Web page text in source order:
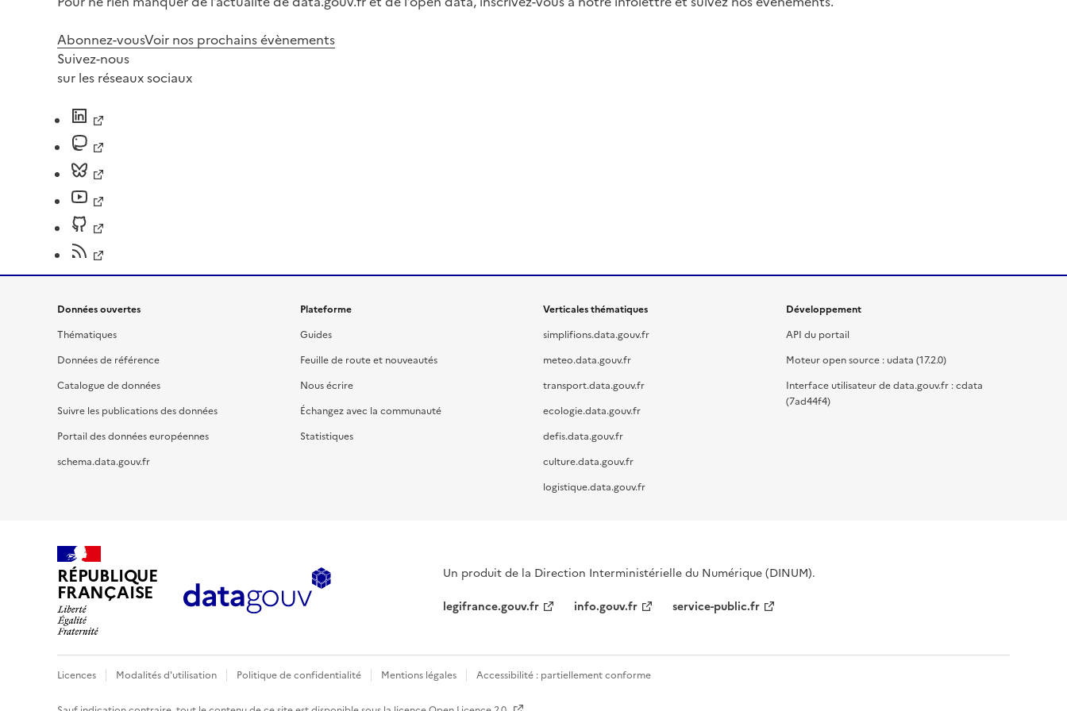
Abonnez-vousVoir nos prochains évènements
Suivez-nous
sur les réseaux sociaux
Données ouvertes
Thématiques
Données de référence
Catalogue de données
Suivre les publications des données
Portail des données européennes
schema.data.gouv.fr
Plateforme
Guides
Feuille de route et nouveautés
Nous écrire
Échangez avec la communauté
Statistiques
Verticales thématiques
simplifions.data.gouv.fr
meteo.data.gouv.fr
transport.data.gouv.fr
ecologie.data.gouv.fr
defis.data.gouv.fr
culture.data.gouv.fr
logistique.data.gouv.fr
Développement
API du portail
Moteur open source : udata (17.2.0)
Interface utilisateur de data.gouv.fr : cdata
(7ad44f4)
RÉPUBLIQUE
FRANÇAISE
Un produit de la Direction Interministérielle du Numérique (DINUM).
legifrance.gouv.fr
info.gouv.fr service-public.fr
Licences Modalités d'utilisation Politique de confidentialité Mentions légales Accessibilité : partiellement conforme